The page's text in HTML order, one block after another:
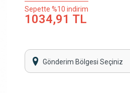
Sepette %10 indirim
1034,91 TL
Gönderim Bölgesi Seçiniz